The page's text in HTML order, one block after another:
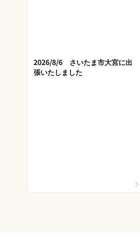
2026/8/6 さいたま市大宮に出
張いたしました